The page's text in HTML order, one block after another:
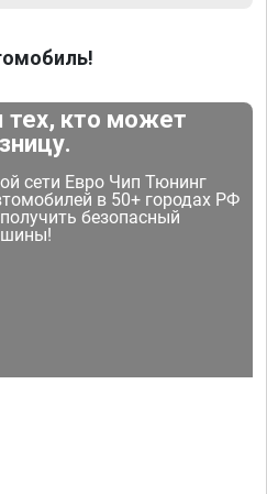
кто может
сети Евро Чип Тюнинг
в 50+ городах РФ
безопасный